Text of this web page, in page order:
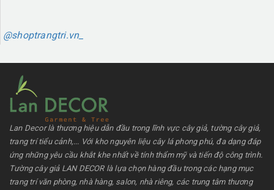
@shoptrangtri.vn_
Lan Decor là thương hiệu dẫn đầu trong lĩnh vực cây giả, tường cây giả,
trang trí tiểu cảnh,... Với kho nguyên liệu cây lá phong phú, đa dạng đáp
ứng những yêu cầu khắt khe nhất về tính thẩm mỹ và tiến độ công trình.
Tường cây giả LAN DECOR là lựa chọn hàng đầu trong các hạng mục
trang trí văn phòng, nhà hàng, salon, nhà riêng, các trung tâm thương